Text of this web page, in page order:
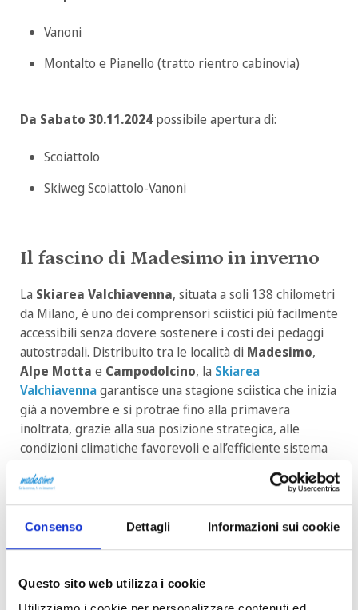
Consenso Dettagli Informazioni sui cookie
Questo sito web utilizza i cookie
Vanoni
Montalto e Pianello (tratto rientro cabinovia)
Da Sabato 30.11.2024 possibile apertura di:
Scoiattolo
Skiweg Scoiattolo-Vanoni
Il fascino di Madesimo in inverno
La Skiarea Valchiavenna, situata a soli 138 chilometri
da Milano, è uno dei comprensori sciistici più facilmente
accessibili senza dovere sostenere i costi dei pedaggi
autostradali. Distribuito tra le località di Madesimo,
Alpe Motta e Campodolcino, la Skiarea
Valchiavennagarantisce una stagione sciistica che inizia
già a novembre e si protrae fino alla primavera
inoltrata, grazie alla sua posizione strategica, alle
condizioni climatiche favorevoli e all’efficiente sistema
E ora? Preparatevi per due giorni di
sci gratuito!
attacchi degli sci o dello snowboard e scaldate i muscoli:
il countdown è ufficialmente iniziato. Vi aspettiamo a